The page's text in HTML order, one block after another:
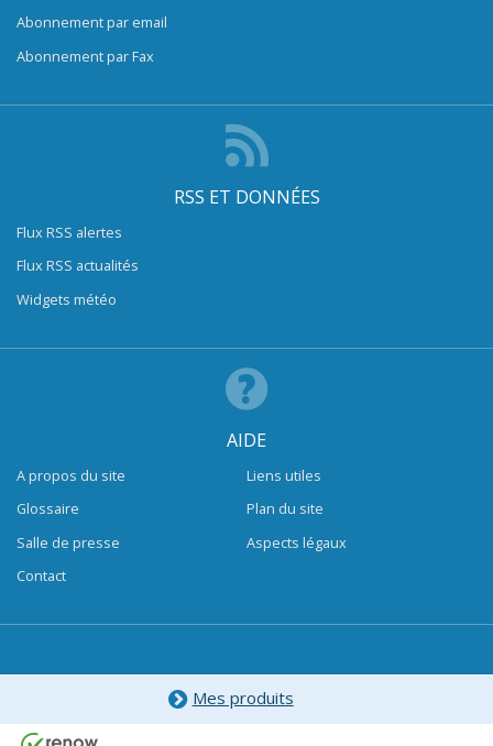
Abonnement par email
Abonnement par Fax
RSS ET DONNÉES
Flux RSS alertes
Flux RSS actualités
Widgets météo
AIDE
A propos du site
Glossaire
Salle de presse
Contact
Liens utiles
Plan du site
Aspects légaux
Mes produits